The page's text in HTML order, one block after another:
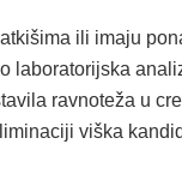
ili imaju
laboratorijska
ravnoteža u
viška